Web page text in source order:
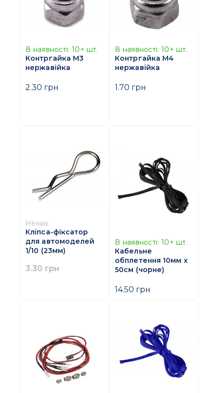
В наявності: 10+ шт.
Контргайка М3
нержавійка
2.30 грн
В наявності: 10+ шт.
Контргайка М4
нержавійка
1.70 грн
Немає
Кліпса-фіксатор
для автомоделей
1/10 (23мм)
3.30 грн
В наявності: 10+ шт.
Кабельне
обплетення 10мм х
50см (чорне)
14.50 грн